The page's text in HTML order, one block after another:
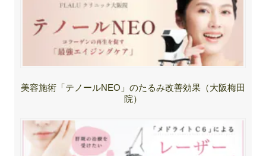
美容施術「テノールNEO」のたるみ改善効果（大阪梅田
院）